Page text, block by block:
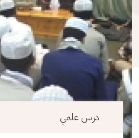
درس علمي